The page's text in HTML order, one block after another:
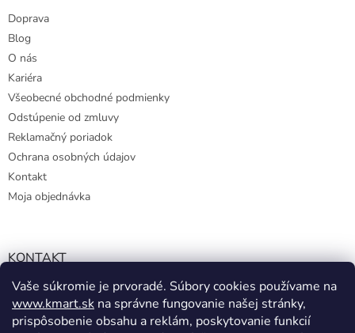
Vaše súkromie je prvoradé. Súbory cookies používame na
www.kmart.sk na správne fungovanie našej stránky,
prispôsobenie obsahu a reklám, poskytovanie funkcií
Doprava
Blog
O nás
Kariéra
Všeobecné obchodné podmienky
Odstúpenie od zmluvy
Reklamačný poriadok
Ochrana osobných údajov
Kontakt
Moja objednávka
KONTAKT
info@kmart.sk
+421 947 979 193